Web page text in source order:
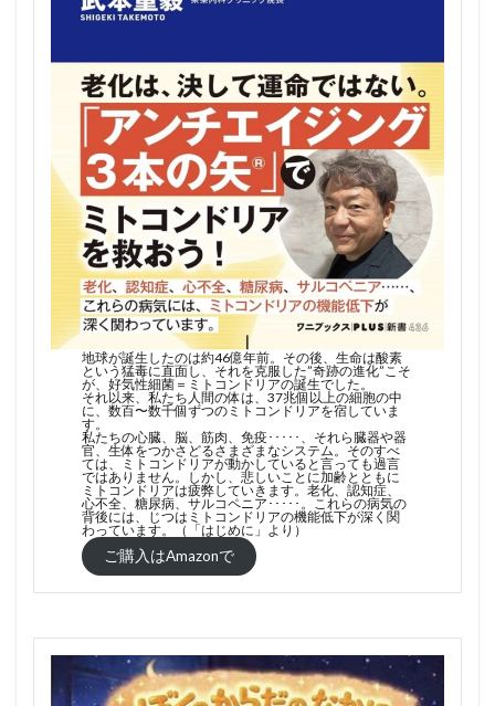
地球が誕生したのは約46億年前。その後、生命は酸素
という猛毒に直面し、それを克服した”奇跡の進化”こそ
が、好気性細菌＝ミトコンドリアの誕生でした。
それ以来、私たち人間の体は、37兆個以上の細胞の中
に、数百〜数千個ずつのミトコンドリアを宿していま
す。
私たちの心臓、脳、筋肉、免疫･････、それら臓器や器
官、生体をつかさどるさまざまなシステム。そのすべ
ては、ミトコンドリアが動かしていると言っても過言
ではありません。しかし、悲しいことに加齢とともに
ミトコンドリアは疲弊していきます。老化、認知症、
心不全、糖尿病、サルコペニア･････。これらの病気の
背後には、じつはミトコンドリアの機能低下が深く関
わっています。（「はじめに」より）
ご購入はAmazonで